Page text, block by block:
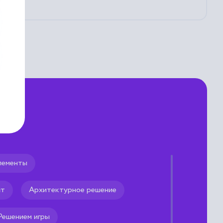
Архитектурное решение
игры